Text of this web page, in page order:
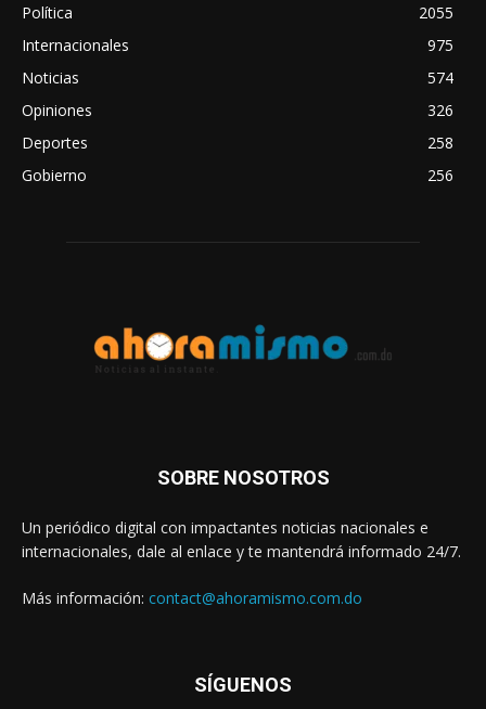
Política
2055
Internacionales
975
Noticias
574
Opiniones
326
Deportes
258
Gobierno
256
SOBRE NOSOTROS
Un periódico digital con impactantes noticias nacionales e
internacionales, dale al enlace y te mantendrá informado 24/7.
Más información: contact@ahoramismo.com.do
SÍGUENOS